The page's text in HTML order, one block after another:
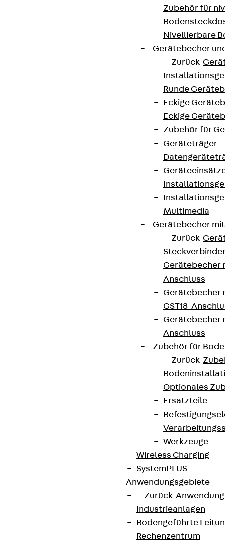
Zubehör für
Nivellierbare
Gerätebecher
Zurück
Runde
Eckige
Eckige
Zubehör für
Geräteträger
Multimedia
Gerätebecher
Zurück
Gerätebecher
Anschluss
Gerätebecher
GST18-
Gerätebecher
Anschluss
Zubehör für
Zurück
Optionales
Ersatzteile
Werkzeuge
Wireless Charging
SystemPLUS
Anwendungsgebiete
Zurück
Industrieanlagen
Bodengeführte
Rechenzentrum